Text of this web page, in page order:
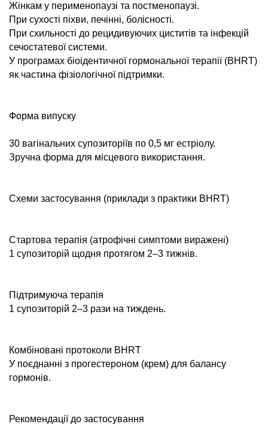
Жінкам у перименопаузі та постменопаузі.
При сухості піхви, печінні, болісності.
При схильності до рецидивуючих циститів та інфекцій
сечостатевої системи.
У програмах біоідентичної гормональної терапії (BHRT)
як частина фізіологічної підтримки.
Форма випуску
30 вагінальних супозиторіїв по 0,5 мг естріолу.
Зручна форма для місцевого використання.
Схеми застосування (приклади з практики BHRT)
Стартова терапія (атрофічні симптоми виражені)
1 супозиторій щодня протягом 2–3 тижнів.
Підтримуюча терапія
1 супозиторій 2–3 рази на тиждень.
Комбіновані протоколи BHRT
У поєднанні з прогестероном (крем) для балансу
гормонів.
Рекомендації до застосування